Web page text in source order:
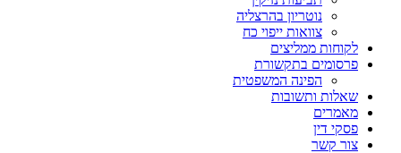
נוטריון בהרצליה
צוואות ייפוי כח
לקוחות ממליצים
פרסומים בתקשורת
הפינה המשפטית
שאלות ותשובות
מאמרים
פסקי דין
צור קשר